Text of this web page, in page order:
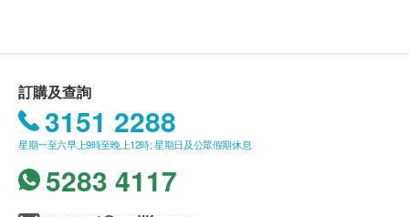
訂購及查詢
3151 2288
星期一至六早上9時至晚上12時; 星期日及公眾假期休息
5283 4117